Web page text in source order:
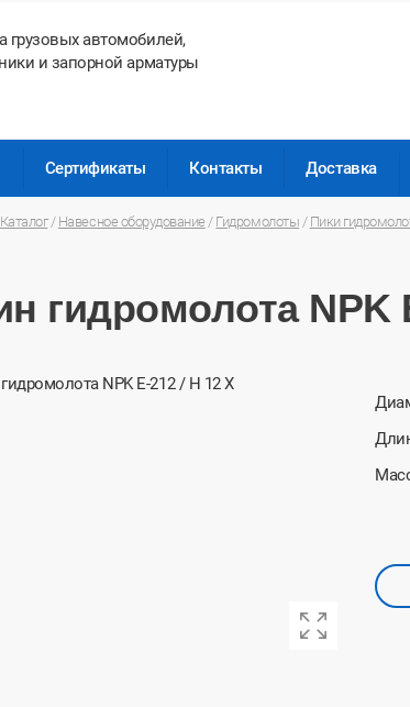
грузовых автомобилей,
и запорной арматуры
Сертификаты Контакты Доставка
Каталог/ Навесное оборудование / Гидромолоты / Пики
гидромолота NPK